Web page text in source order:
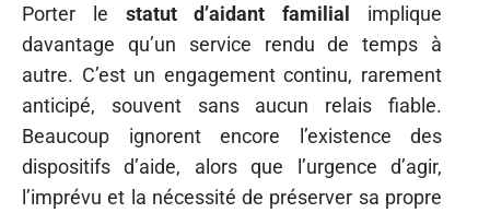
Porter le statut d’aidant familial implique
davantage qu’un service rendu de temps à
autre. C’est un engagement continu, rarement
anticipé, souvent sans aucun relais fiable.
Beaucoup ignorent encore l’existence des
dispositifs d’aide, alors que l’urgence d’agir,
l’imprévu et la nécessité de préserver sa propre